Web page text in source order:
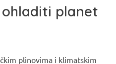
ohladiti planet
plinovima i klimatskim